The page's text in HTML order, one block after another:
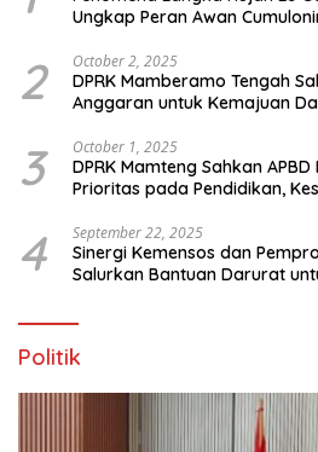
Ungkap Peran Awan
2 October 2, 2025
DPRK Mamberamo Tengah
Anggaran untuk Kemajuan
3 October 1, 2025
DPRK Mamteng Sahkan
Prioritas pada Pendidikan,
4 September 22, 2025
Sinergi Kemensos dan
Salurkan Bantuan Darurat
Politik